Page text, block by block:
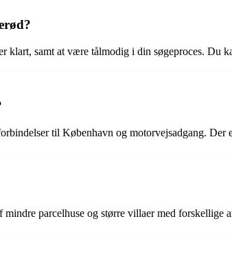
samt at være tålmodig i din søgeproces. Du
til København og motorvejsadgang.
parcelhuse og større villaer med forskellige